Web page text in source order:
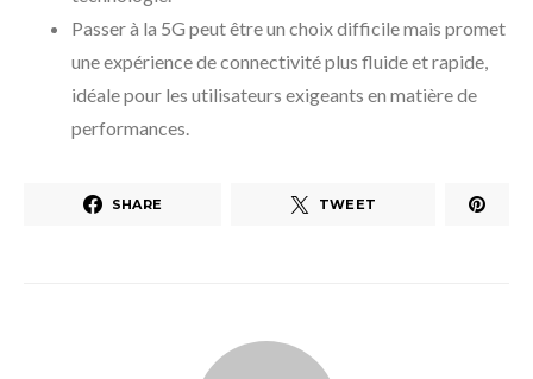
Passer à la 5G peut être un choix difficile mais promet
une expérience de connectivité plus fluide et rapide,
idéale pour les utilisateurs exigeants en matière de
performances.
SHARE TWEET